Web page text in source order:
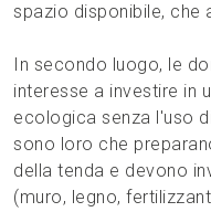
spazio disponibile, che
In secondo luogo, le
interesse a investire in
ecologica senza l'uso
sono loro che
della tenda e devono
(muro, legno,